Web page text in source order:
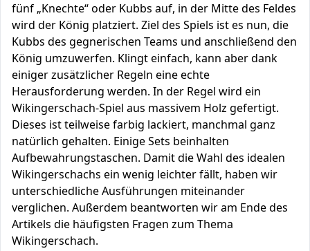
fünf „Knechte“ oder Kubbs auf, in der Mitte des Feldes
wird der König platziert. Ziel des Spiels ist es nun, die
Kubbs des gegnerischen Teams und anschließend den
König umzuwerfen. Klingt einfach, kann aber dank
einiger zusätzlicher Regeln eine echte
Herausforderung werden. In der Regel wird ein
Wikingerschach-Spiel aus massivem Holz gefertigt.
Dieses ist teilweise farbig lackiert, manchmal ganz
natürlich gehalten. Einige Sets beinhalten
Aufbewahrungstaschen. Damit die Wahl des idealen
Wikingerschachs ein wenig leichter fällt, haben wir
unterschiedliche Ausführungen miteinander
verglichen. Außerdem beantworten wir am Ende des
Artikels die häufigsten Fragen zum Thema
Wikingerschach.